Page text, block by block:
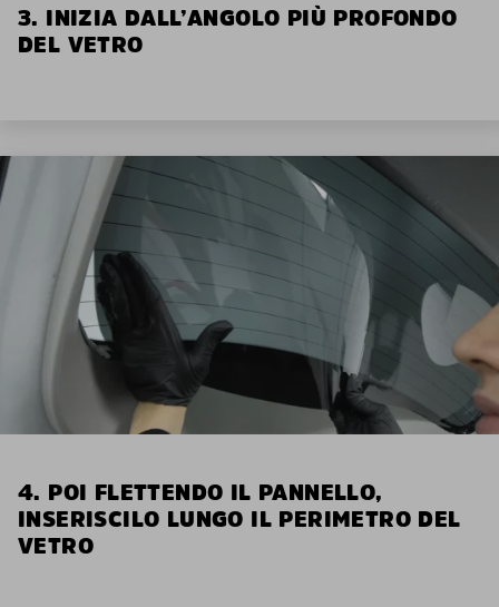
3. INIZIA DALL’ANGOLO PIÙ PROFONDO
DEL VETRO
4. POI FLETTENDO IL PANNELLO,
INSERISCILO LUNGO IL PERIMETRO DEL
VETRO